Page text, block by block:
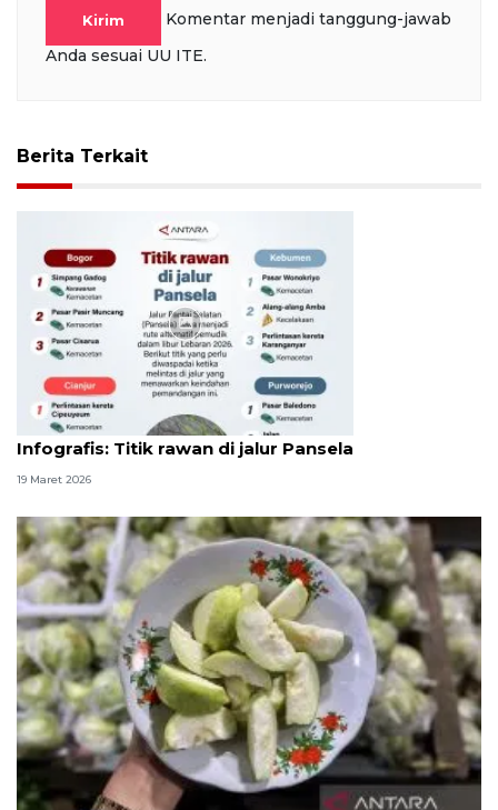
Kirim
Komentar menjadi tanggung-jawab
Anda sesuai UU ITE.
Berita Terkait
Infografik
Infografis: Titik rawan di jalur Pansela
19 Maret 2026